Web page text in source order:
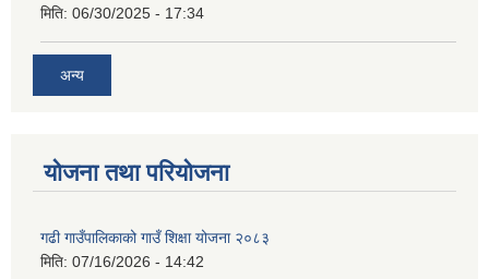
मिति: 06/30/2025 - 17:34
अन्य
योजना तथा परियोजना
गढी गाउँपालिकाको गाउँ शिक्षा योजना २०८३
मिति: 07/16/2026 - 14:42